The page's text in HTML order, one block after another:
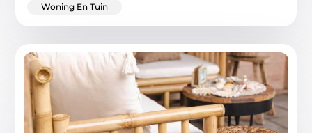
Woning En Tuin